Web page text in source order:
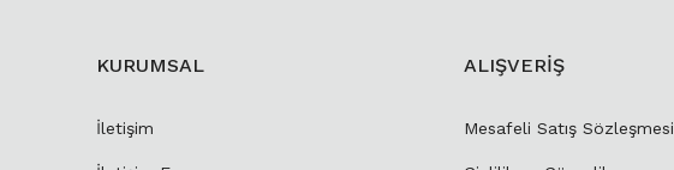
KURUMSAL
İletişim
ALIŞVERİŞ
Mesafeli Satış Sözleşmesi